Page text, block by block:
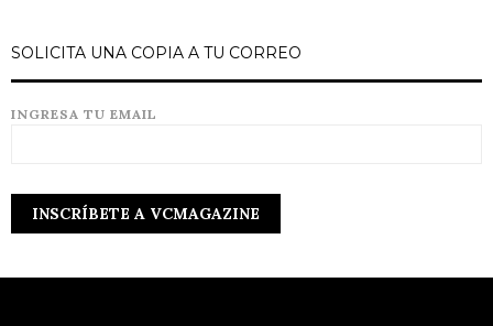
SOLICITA UNA COPIA A TU CORREO
INGRESA TU EMAIL